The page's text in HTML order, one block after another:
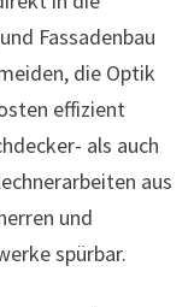
Fassadenbau
die Optik
effizient
als auch
aus
und
spürbar.